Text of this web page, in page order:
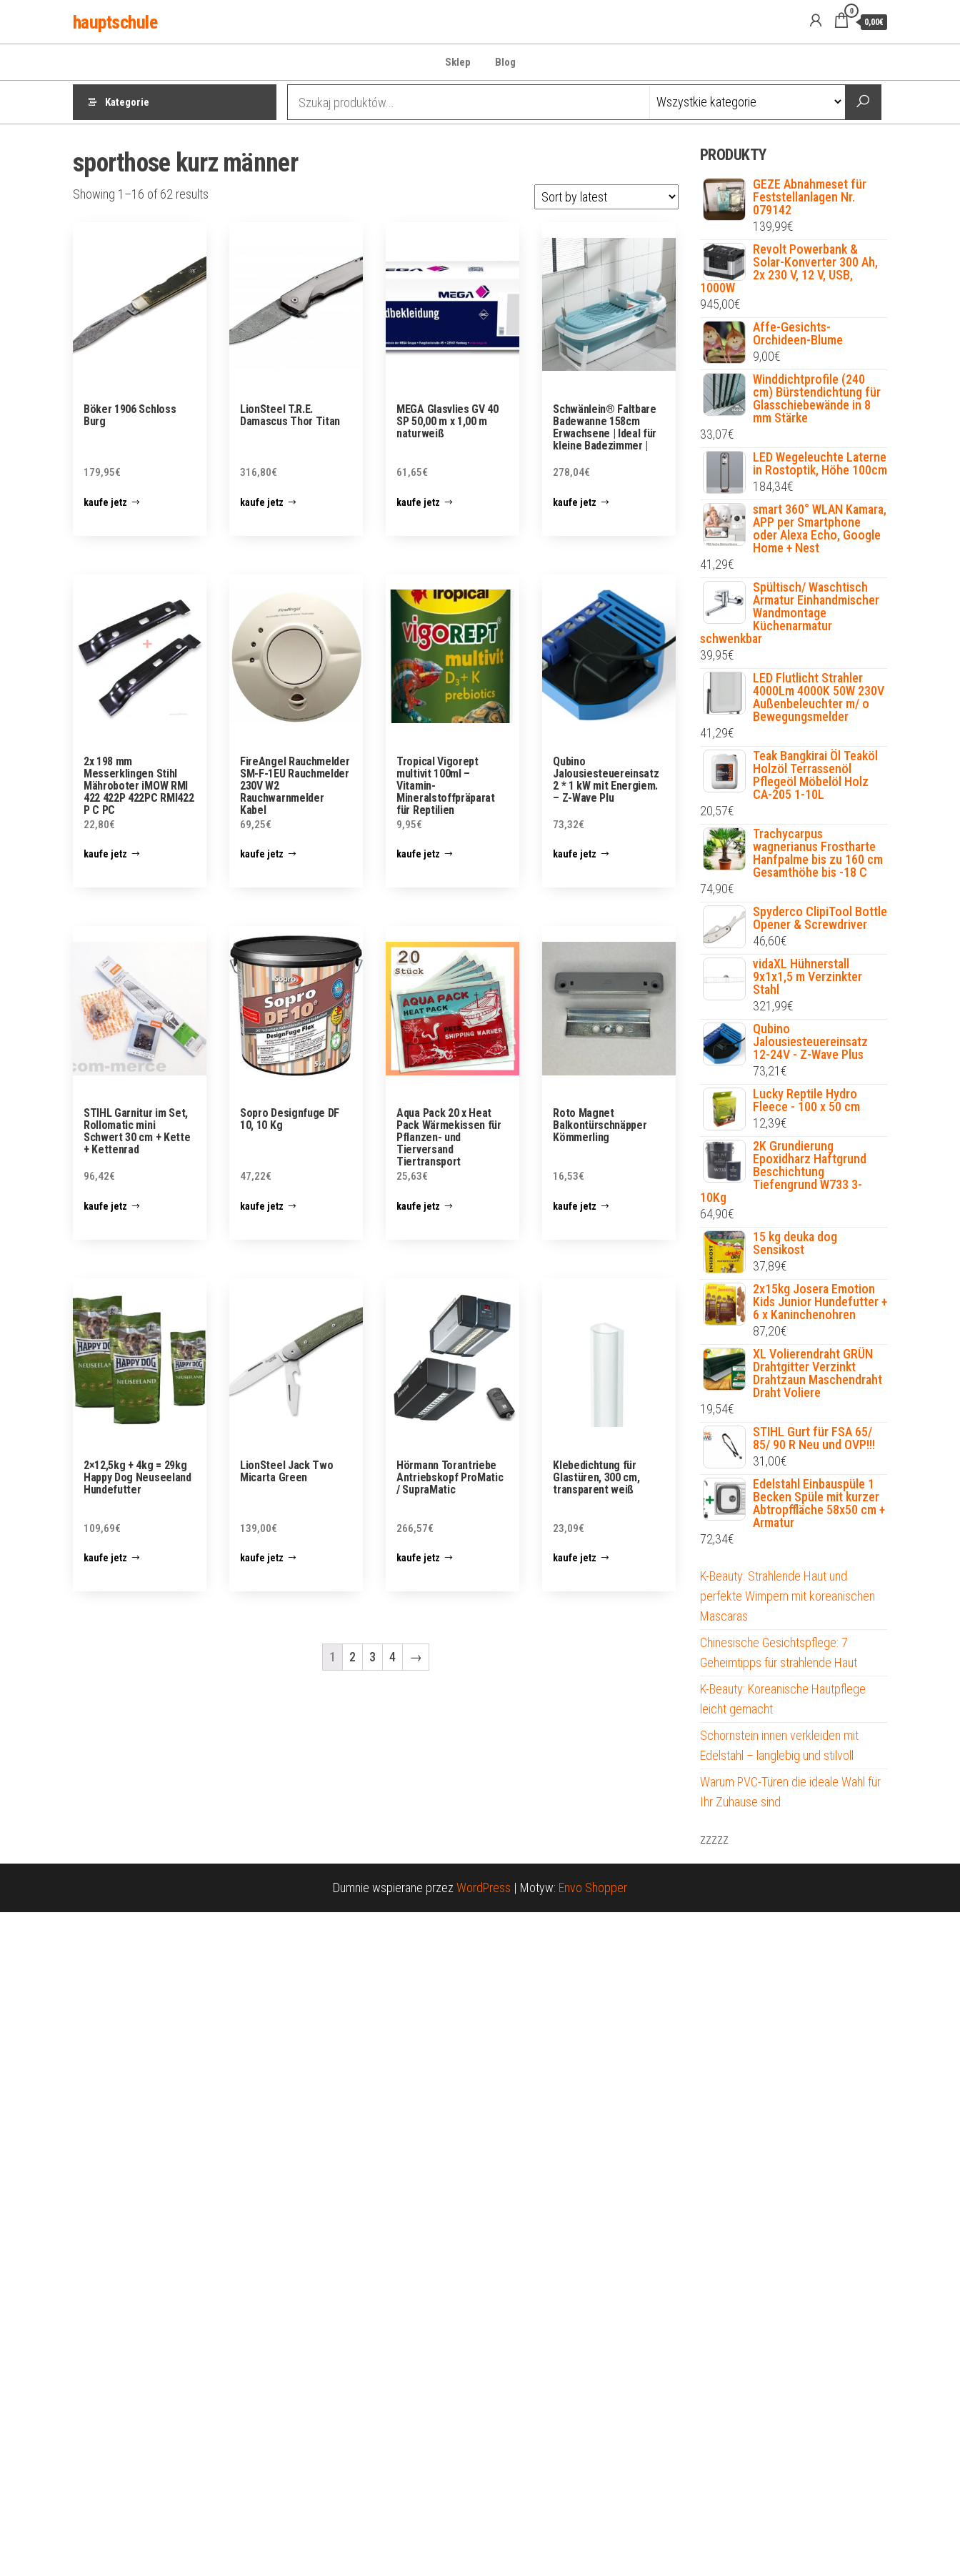
treści
hauptschule
0
0,00€
Sklep Blog
Kategorie
sporthose kurz männer
Showing 1–16 of 62 results
Böker 1906 Schloss
Burg
179,95€
kaufe jetz
LionSteel T.R.E.
Damascus Thor Titan
316,80€
kaufe jetz
MEGA Glasvlies GV 40
SP 50,00 m x 1,00 m
naturweiß
61,65€
kaufe jetz
Schwänlein® Faltbare
Badewanne 158cm
Erwachsene | Ideal für
kleine Badezimmer |
278,04€
kaufe jetz
2x 198 mm
Messerklingen Stihl
Mähroboter iMOW RMI
422 422P 422PC RMI422
P C PC
22,80€
kaufe jetz
FireAngel Rauchmelder
SM-F-1EU Rauchmelder
230V W2
Rauchwarnmelder
Kabel
69,25€
kaufe jetz
Tropical Vigorept
multivit 100ml –
Vitamin-
Mineralstoffpräparat
für Reptilien
9,95€
kaufe jetz
Qubino
Jalousiesteuereinsatz
2 * 1 kW mit Energiem.
– Z-Wave Plu
73,32€
kaufe jetz
STIHL Garnitur im Set,
Rollomatic mini
Schwert 30 cm + Kette
+ Kettenrad
96,42€
kaufe jetz
Sopro Designfuge DF
10, 10 Kg
47,22€
kaufe jetz
Aqua Pack 20 x Heat
Pack Wärmekissen für
Pflanzen- und
Tierversand
Tiertransport
25,63€
kaufe jetz
Roto Magnet
Balkontürschnäpper
Kömmerling
16,53€
kaufe jetz
2×12,5kg + 4kg = 29kg
Happy Dog Neuseeland
Hundefutter
109,69€
kaufe jetz
LionSteel Jack Two
Micarta Green
139,00€
kaufe jetz
Hörmann Torantriebe
Antriebskopf ProMatic
/ SupraMatic
266,57€
kaufe jetz
Klebedichtung für
Glastüren, 300 cm,
transparent weiß
23,09€
kaufe jetz
1 2 3 4 →
PRODUKTY
GEZE Abnahmeset für
Feststellanlagen Nr.
079142
139,99€
Revolt Powerbank &
Solar-Konverter 300 Ah,
2x 230 V, 12 V, USB,
1000W
945,00€
Affe-Gesichts-
Orchideen-Blume
9,00€
Winddichtprofile (240
cm) Bürstendichtung für
Glasschiebewände in 8
mm Stärke
33,07€
LED Wegeleuchte Laterne
in Rostoptik, Höhe 100cm
184,34€
smart 360° WLAN Kamara,
APP per Smartphone
oder Alexa Echo, Google
Home + Nest
41,29€
Spültisch/ Waschtisch
Armatur Einhandmischer
Wandmontage
Küchenarmatur
schwenkbar
39,95€
LED Flutlicht Strahler
4000Lm 4000K 50W 230V
Außenbeleuchter m/ o
Bewegungsmelder
41,29€
Teak Bangkirai Öl Teaköl
Holzöl Terrassenöl
Pflegeöl Möbelöl Holz
CA-205 1-10L
20,57€
Trachycarpus
wagnerianus Frostharte
Hanfpalme bis zu 160 cm
Gesamthöhe bis -18 C
74,90€
Spyderco ClipiTool Bottle
Opener & Screwdriver
46,60€
vidaXL Hühnerstall
9x1x1,5 m Verzinkter
Stahl
321,99€
Qubino
Jalousiesteuereinsatz
12-24V - Z-Wave Plus
73,21€
Lucky Reptile Hydro
Fleece - 100 x 50 cm
12,39€
2K Grundierung
Epoxidharz Haftgrund
Beschichtung
Tiefengrund W733 3-
10Kg
64,90€
15 kg deuka dog
Sensikost
37,89€
2x15kg Josera Emotion
Kids Junior Hundefutter +
6 x Kaninchenohren
87,20€
XL Volierendraht GRÜN
Drahtgitter Verzinkt
Drahtzaun Maschendraht
Draht Voliere
19,54€
STIHL Gurt für FSA 65/
85/ 90 R Neu und OVP!!!
31,00€
Edelstahl Einbauspüle 1
Becken Spüle mit kurzer
Abtropffläche 58x50 cm +
Armatur
72,34€
K-Beauty: Strahlende Haut und
perfekte Wimpern mit koreanischen
Mascaras
Chinesische Gesichtspflege: 7
Geheimtipps für strahlende Haut
K-Beauty: Koreanische Hautpflege
leicht gemacht
Schornstein innen verkleiden mit
Edelstahl – langlebig und stilvoll
Warum PVC-Türen die ideale Wahl für
Ihr Zuhause sind
zzzzz
Dumnie wspierane przez WordPress | Motyw: Envo Shopper